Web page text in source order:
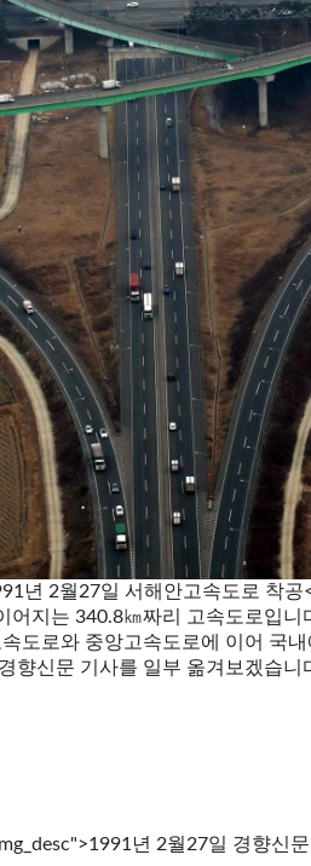
년 2월27일 서해안고속도로 착
지는 340.8㎞짜리 고속도로입
도로와 중앙고속도로에 이어 국
향신문 기사를 일부 옮겨보겠습니
년 2월27일 경향신